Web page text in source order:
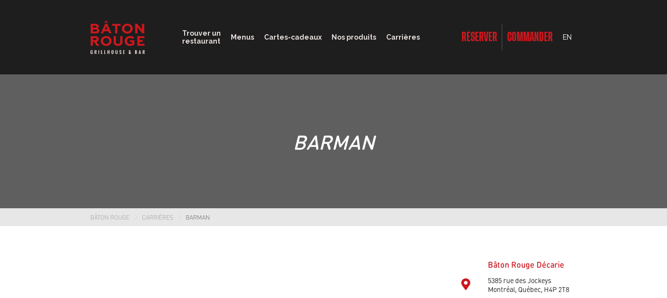
Trouver un
restaurant
Menus Cartes-cadeaux Nos produits Carrières RÉSERVER COMMANDER EN
BARMAN
BÂTON ROUGE CARRIÈRES BARMAN
Bâton Rouge Décarie
5385 rue des Jockeys
Montréal, Québec, H4P 2T8